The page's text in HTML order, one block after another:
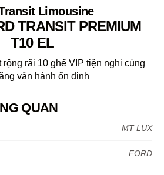
Limousine
TRANSIT PREMIUM
T10 EL
rộng rãi 10 ghế VIP tiện nghi cùng
vận hành ổn định
QUAN
MT LUX
FORD